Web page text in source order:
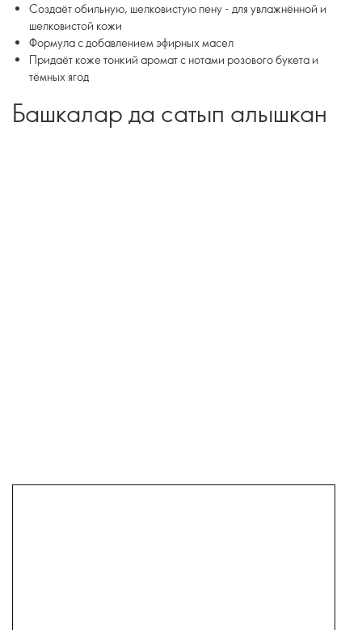
Создаёт обильную, шелковистую пену - для увлажнённой и
шелковистой кожи
Формула с добавлением эфирных масел
Придаёт коже тонкий аромат с нотами розового букета и
тёмных ягод
Башкалар да сатып алышкан